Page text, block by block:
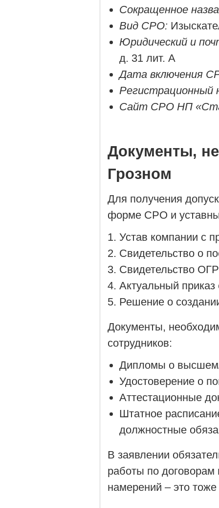
Сокращенное
Вид СРО:
Юридический и
д. 31 лит. А
Дата включения
Регистрационный
Сайт СРО НП
Документы,
Грозном
Для получения
форме СРО и
Устав компании с
Cвидетельство о
Cвидетельство
Актуальный приказ
Решение о
Документы,
сотрудников:
Дипломы о
Удостоверение о
Аттестационные
Штатное
должностные
В заявлении
работы по договорам
намерений – это